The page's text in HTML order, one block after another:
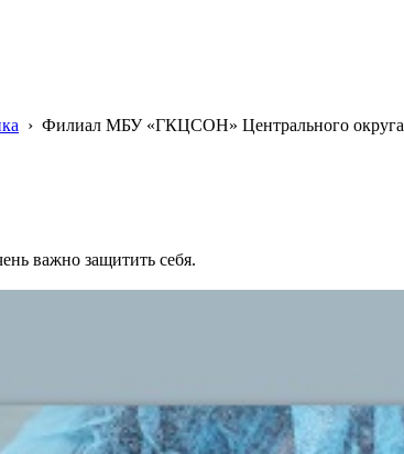
› Филиал МБУ «ГКЦСОН» Центрального округа
важно защитить себя.